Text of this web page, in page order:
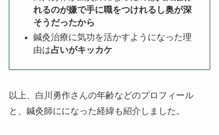
れるのが嫌で手に職をつけれるし奥が深
そうだったから
鍼灸治療に気功を活かすようになった理
由は占いがキッカケ
以上、白川勇作さんの年齢などのプロフィール
と、鍼灸師にになった経緯も紹介しました。